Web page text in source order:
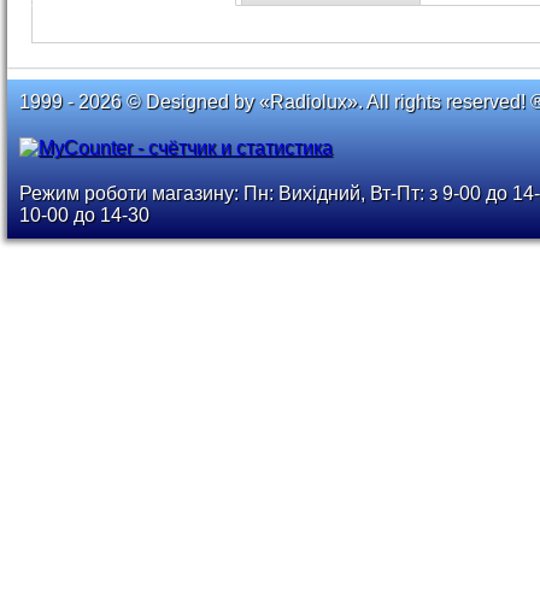
1999 - 2026 © Designed by «Radiolux». All rights reserved!
Режим роботи магазину: Пн: Вихідний, Вт-Пт: з 9-00 до
10-00 до 14-30